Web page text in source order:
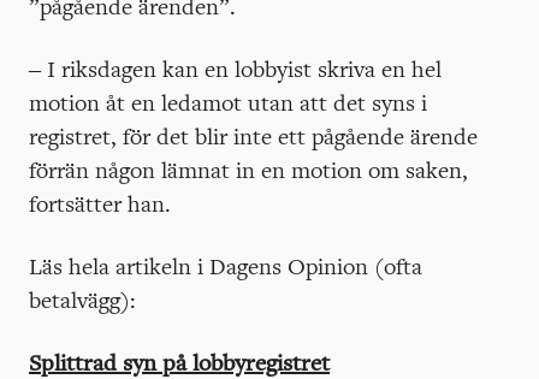
– I riksdagen kan en lobbyist skriva en hel
motion åt en ledamot utan att det syns i
registret, för det blir inte ett pågående ärende
förrän någon lämnat in en motion om saken,
fortsätter han.
Läs hela artikeln i Dagens Opinion (ofta
betalvägg):
Splittrad syn på lobbyregistret